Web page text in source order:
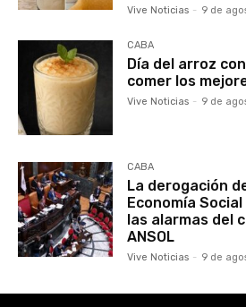
Vive Noticias - 9 de
CABA
Día del arroz
comer los
Vive Noticias - 9 de
CABA
La derogación
Economía
las alarmas del
ANSOL
Vive Noticias - 9 de